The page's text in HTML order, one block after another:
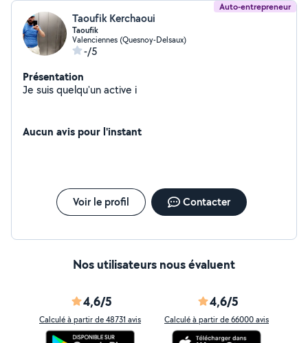
Auto-entrepreneur
Taoufik Kerchaoui
Taoufik
Valenciennes (Quesnoy-Delsaux)
-/5
Présentation
Je suis quelqu'un active i
Aucun avis pour l'instant
Voir le profil Contacter
Nos utilisateurs nous évaluent
4,6/5
Calculé à partir de 48731 avis
4,6/5
Calculé à partir de 66000 avis